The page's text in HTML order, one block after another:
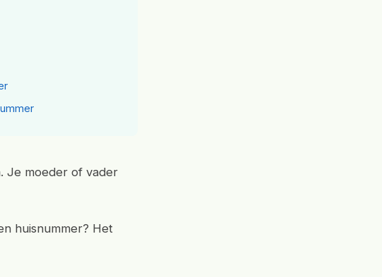
Je moeder of vader
huisnummer? Het